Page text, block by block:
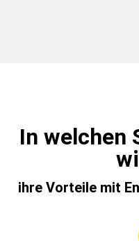
In welchen
ihre Vorteile mit